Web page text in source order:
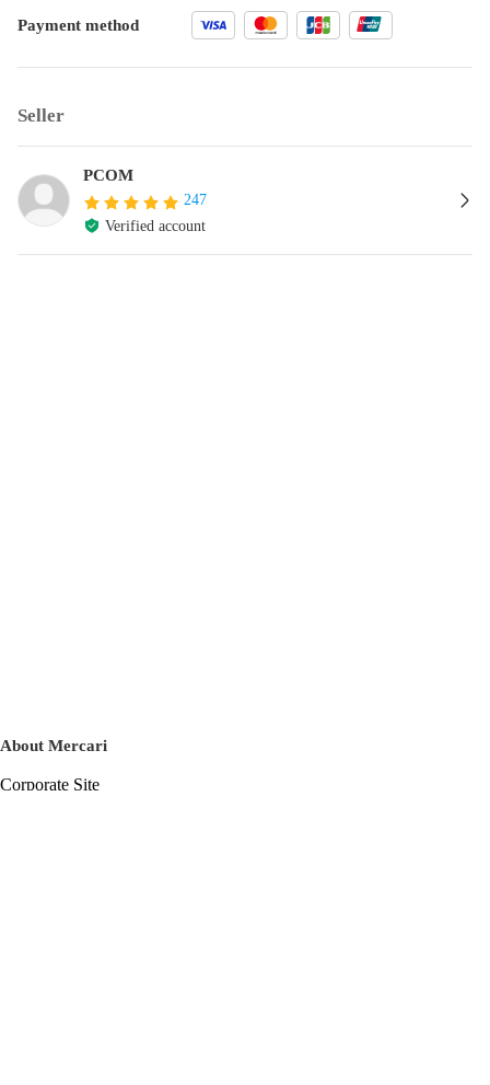
Payment method
Seller
PCOM
247
Verified account
About Mercari
Corporate Site